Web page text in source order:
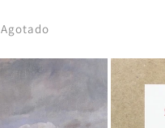
Agotado